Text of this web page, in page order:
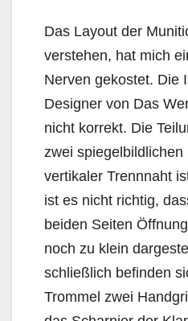
Das Layout der
verstehen, hat mich
Nerven gekostet. Die
Designer von Das
nicht korrekt. Die
zwei spiegelbildlichen
vertikaler Trennnaht
ist es nicht richtig,
beiden Seiten
noch zu klein
schließlich befinden
Trommel zwei